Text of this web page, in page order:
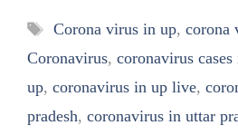
Tags
Corona virus in up, corona
Coronavirus, coronavirus
up, coronavirus in up live,
pradesh, coronavirus in uttar